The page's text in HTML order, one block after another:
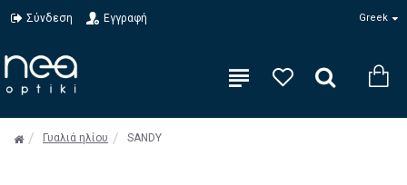
Σύνδεση Εγγραφή Greek
Γυαλιά ηλίου SANDY